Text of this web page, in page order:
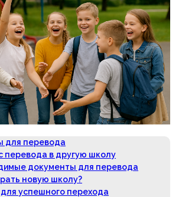
для перевода
перевода в другую школу
документы для перевода
новую школу?
успешного перехода